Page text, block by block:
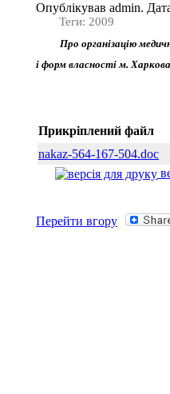
Опублікував admin.
Теги: 2009
Про організацію
і форм власності м. Харкова
Прикріплений файл
nakaz-564-167-504.doc
Перейти вгору